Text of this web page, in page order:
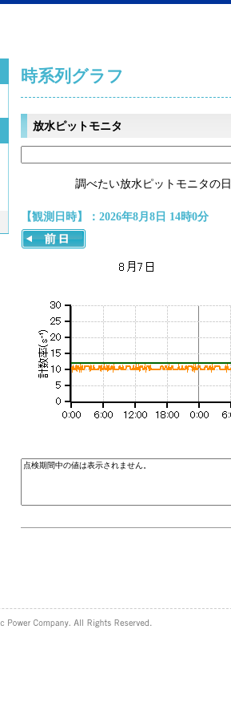
時系列グラフ
放水ピットモニタ
調べたい放水ピットモニタの
【観測日時】：2026年8月8日 14時0分